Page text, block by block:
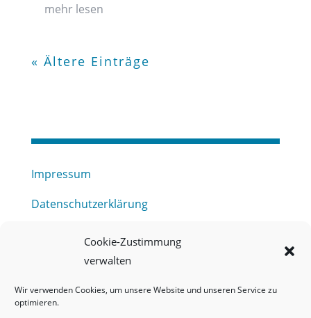
Cookie-Zustimmung
verwalten
Wir verwenden Cookies, um unsere Website und unseren Service zu
optimieren.
mehr lesen
« Ältere Einträge
Impressum
Datenschutzerklärung
Haftungsausschluss
Barrierefreiheitserklärung
Meldestelle (HinSchG) des Erftverbandes